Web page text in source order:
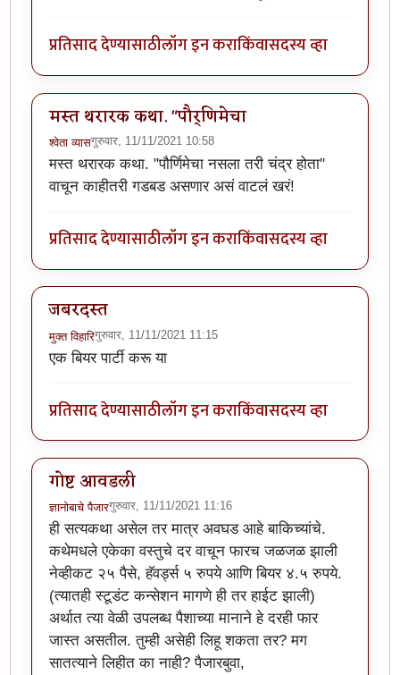
प्रतिसाद देण्यासाठीलॉग इन कराकिंवासदस्य व्हा
मस्त थरारक कथा. "पौर्णिमेचा
श्वेता व्यासगुरुवार, 11/11/2021 10:58
मस्त थरारक कथा. "पौर्णिमेचा नसला तरी चंद्र होता"
वाचून काहीतरी गडबड असणार असं वाटलं खरं!
प्रतिसाद देण्यासाठीलॉग इन कराकिंवासदस्य व्हा
जबरदस्त
मुक्त विहारिगुरुवार, 11/11/2021 11:15
एक बियर पार्टी करू या
प्रतिसाद देण्यासाठीलॉग इन कराकिंवासदस्य व्हा
गोष्ट आवडली
ज्ञानोबाचे पैजारगुरुवार, 11/11/2021 11:16
ही सत्यकथा असेल तर मात्र अवघड आहे बाकिच्यांचे.
कथेमधले एकेका वस्तुचे दर वाचून फारच जळजळ झाली
नेव्हीकट २५ पैसे, हॅवर्ड्स ५ रुपये आणि बियर ४.५ रुपये.
(त्यातही स्टूडंट कन्सेशन मागणे ही तर हाईट झाली)
अर्थात त्या वेळी उपलब्ध पैशाच्या मानाने हे दरही फार
जास्त असतील. तुम्ही असेही लिहू शकता तर? मग
सातत्याने लिहीत का नाही? पैजारबुवा,